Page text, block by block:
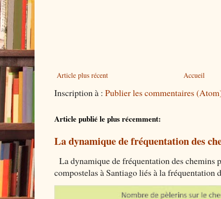
Article plus récent Accueil
Inscription à : Publier les commentaires
Article publié le plus récemment:
La dynamique de fréquentation des
La dynamique de fréquentation des chemins
compostelas à Santiago liés à la fréquentation